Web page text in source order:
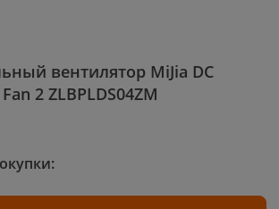
вентилятор MiJia DC
2 ZLBPLDS04ZM